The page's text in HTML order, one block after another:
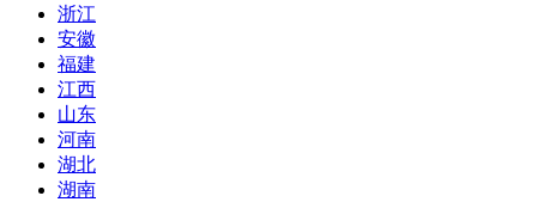
浙江
安徽
福建
江西
山东
河南
湖北
湖南